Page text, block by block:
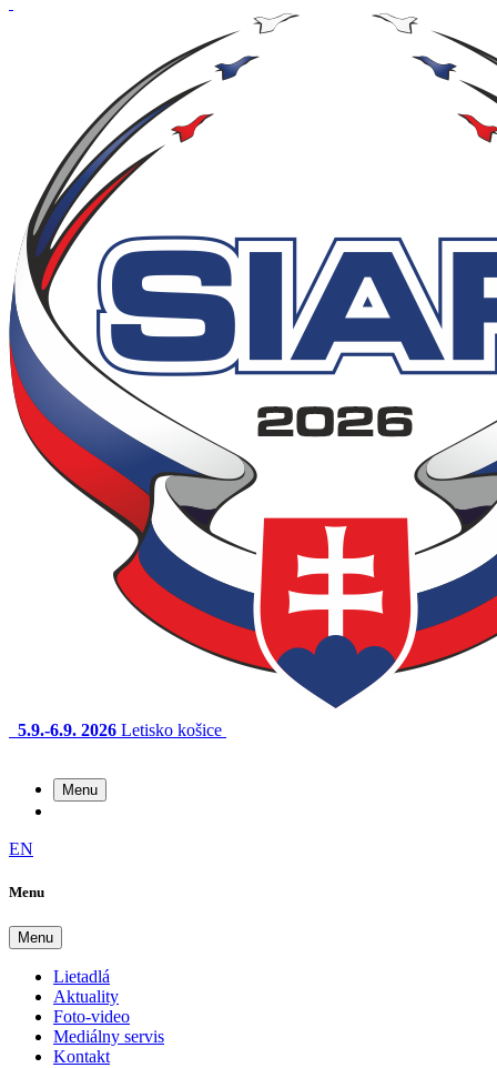
5.9.-6.9. 2026 Letisko košice
Menu
EN
Menu
Menu
Lietadlá
Aktuality
Foto-video
Mediálny servis
Kontakt